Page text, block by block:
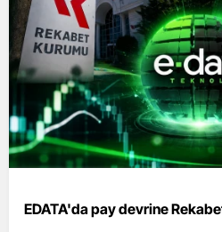
EDATA'da pay devrine